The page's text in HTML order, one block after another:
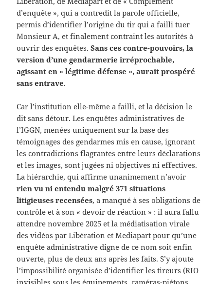
d’enquête », qui a contredit la parole officielle,
permis d’identifier l’origine du tir qui a failli tuer
Monsieur A, et finalement contraint les autorités à
ouvrir des enquêtes.Sans ces contre-pouvoirs, la
version d’une gendarmerie irréprochable,
agissant en « légitime défense », aurait prospéré
sans entrave.
Car l’institution elle-même a failli, et la décision le
dit sans détour. Les enquêtes administratives de
l’IGGN, menées uniquement sur la base des
témoignages des gendarmes mis en cause, ignorant
les contradictions flagrantes entre leurs déclarations
et les images, sont jugées ni objectives ni effectives.
La hiérarchie, qui affirme unanimement n’avoir
rien vu ni entendu malgré 371 situations
litigieuses recensées, a manqué à ses obligations de
contrôle et à son « devoir de réaction » : il aura fallu
attendre novembre 2025 et la médiatisation virale
des vidéos par Libération et Mediapart pour qu’une
enquête administrative digne de ce nom soit enfin
ouverte, plus de deux ans après les faits. S’y ajoute
l’impossibilité organisée d’identifier les tireurs (RIO
invisibles sous les équipements, caméras-piétons